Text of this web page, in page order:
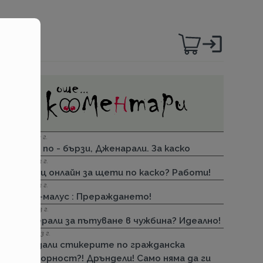
01.12.2023 г.
Бързи, по - бързи, Дженарали. За каско
08.11.2023 г.
Армеец онлайн за щети по каско? Работи!
24.10.2023 г.
Бонус–малус : Прераждането!
12.09.2023 г.
Дженерали за пътуване в чужбина? Идеално!
09.09.2023 г.
Отпадали стикерите по гражданска
отговорност?! Дръндели! Само няма да ги